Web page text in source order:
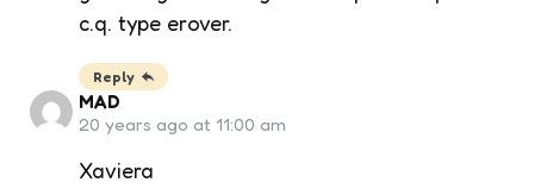
c.q. type erover.
Reply
MAD
20 years ago at 11:00 am
Xaviera